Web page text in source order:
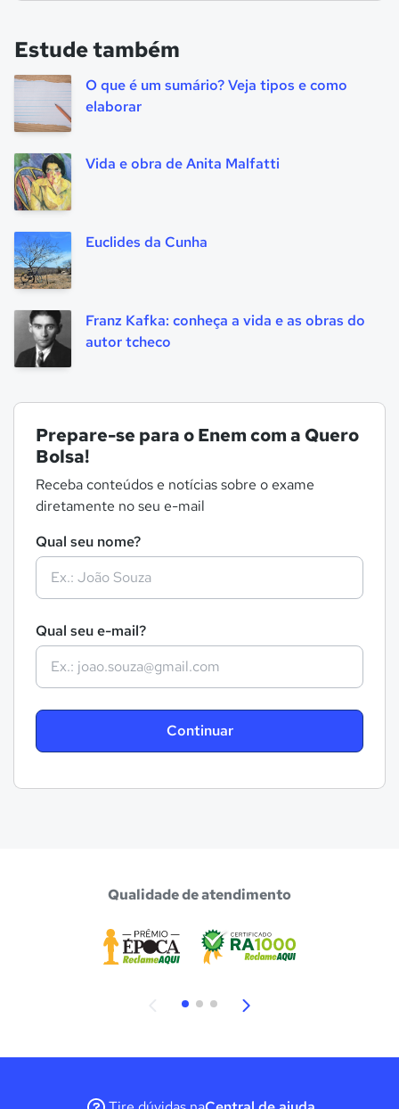
Estude também
O que é um sumário? Veja tipos e como
elaborar
Vida e obra de Anita Malfatti
Euclides da Cunha
Franz Kafka: conheça a vida e as obras do
autor tcheco
Prepare-se para o Enem com a Quero
Bolsa!
Receba conteúdos e notícias sobre o exame
diretamente no seu e-mail
Qual seu nome?
Qual seu e-mail?
Continuar
Qualidade de atendimento